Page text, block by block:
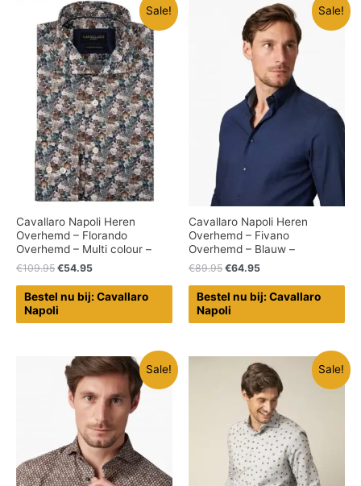
Sale!
Cavallaro Napoli Heren
Overhemd – Florando
Overhemd – Multi colour –
€109.95 €54.95
Bestel nu bij: Cavallaro
Napoli
Sale!
Cavallaro Napoli Heren
Overhemd – Fivano
Overhemd – Blauw –
€89.95 €64.95
Bestel nu bij: Cavallaro
Napoli
Sale! Sale!